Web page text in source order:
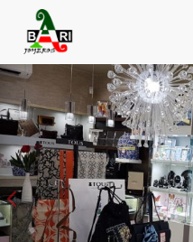
Anterior